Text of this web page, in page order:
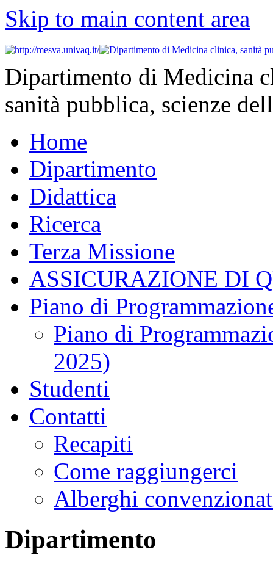
Skip to main content area
Dipartimento di Medicina
sanità pubblica, scienze
Home
Dipartimento
Didattica
Ricerca
Terza Missione
ASSICURAZIONE DI
Piano di
Piano di
2025)
Studenti
Contatti
Recapiti
Come raggiungerci
Alberghi
Dipartimento